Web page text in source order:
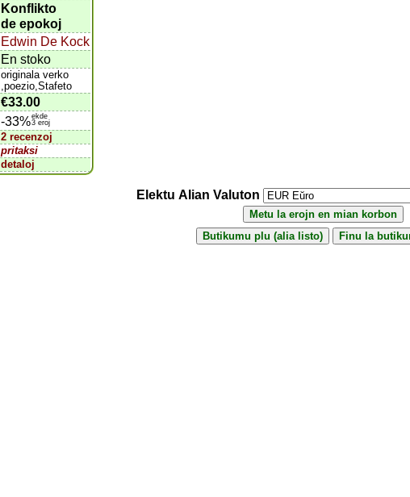
Konflikto
de epokoj
Edwin De Kock
En stoko
originala verko
,poezio,Stafeto
€33.00
-33%ekde
3 eroj
2 recenzoj
pritaksi
detaloj
Elektu Alian Valuton